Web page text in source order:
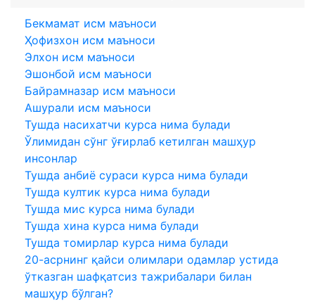
Бекмамат исм маъноси
Ҳофизхон исм маъноси
Элхон исм маъноси
Эшонбой исм маъноси
Байрамназар исм маъноси
Ашурали исм маъноси
Тушда насихатчи курса нима булади
Ўлимидан сўнг ўғирлаб кетилган машҳур
инсонлар
Тушда анбиё сураси курса нима булади
Тушда култик курса нима булади
Тушда мис курса нима булади
Тушда хина курса нима булади
Тушда томирлар курса нима булади
20-асрнинг қайси олимлари одамлар устида
ўтказган шафқатсиз тажрибалари билан
машҳур бўлган?